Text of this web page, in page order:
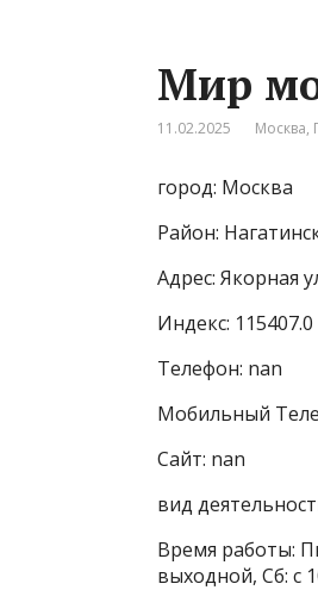
Мир
11.02.2025 Москва,
город: Москва
Район:
Адрес: Якорная
Индекс: 115407.0
Телефон: nan
Мобильный
Сайт: nan
вид
Время работы:
выходной, Сб: с